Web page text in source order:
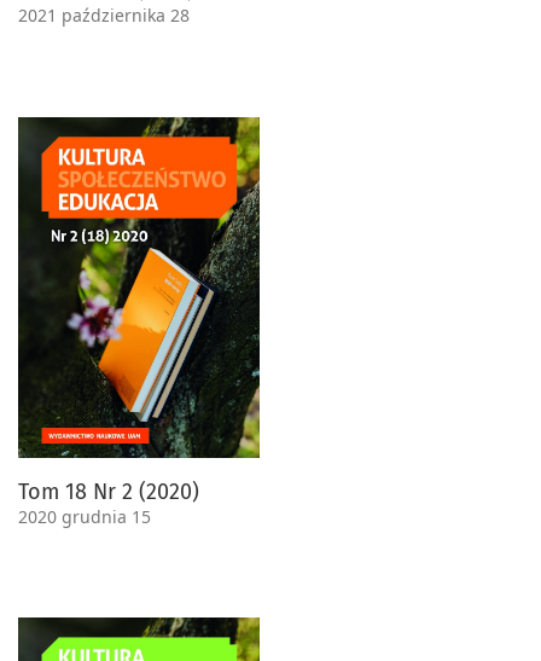
2021 października 28
Tom 18 Nr 2 (2020)
2020 grudnia 15